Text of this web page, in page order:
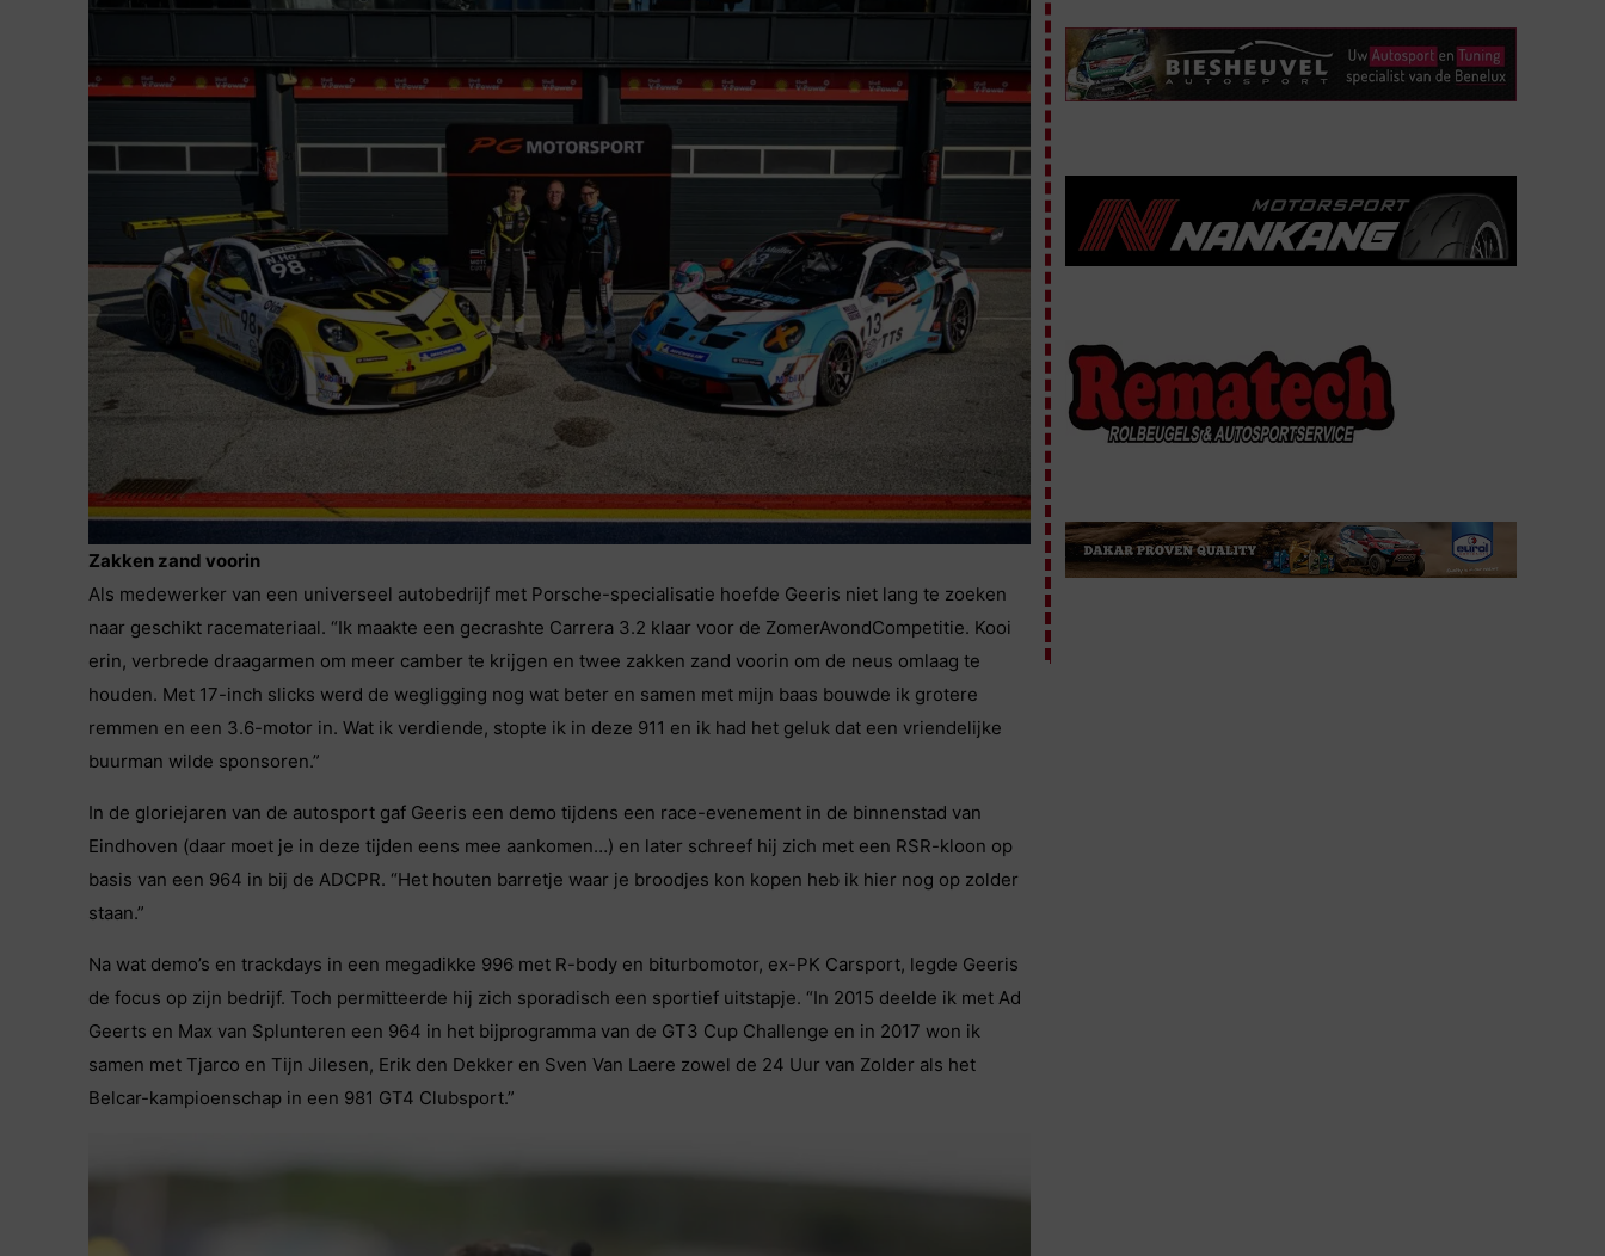
Zakken zand voorin
Als medewerker van een universeel autobedrijf met Porsche-specialisatie hoefde Geeris niet lang te zoeken
naar geschikt racemateriaal. “Ik maakte een gecrashte Carrera 3.2 klaar voor de ZomerAvondCompetitie. Kooi
erin, verbrede draagarmen om meer camber te krijgen en twee zakken zand voorin om de neus omlaag te
houden. Met 17-inch slicks werd de wegligging nog wat beter en samen met mijn baas bouwde ik grotere
remmen en een 3.6-motor in. Wat ik verdiende, stopte ik in deze 911 en ik had het geluk dat een vriendelijke
buurman wilde sponsoren.”
In de gloriejaren van de autosport gaf Geeris een demo tijdens een race-evenement in de binnenstad van
Eindhoven (daar moet je in deze tijden eens mee aankomen…) en later schreef hij zich met een RSR-kloon op
basis van een 964 in bij de ADCPR. “Het houten barretje waar je broodjes kon kopen heb ik hier nog op zolder
staan.”
Na wat demo’s en trackdays in een megadikke 996 met R-body en biturbomotor, ex-PK Carsport, legde Geeris
de focus op zijn bedrijf. Toch permitteerde hij zich sporadisch een sportief uitstapje. “In 2015 deelde ik met Ad
Geerts en Max van Splunteren een 964 in het bijprogramma van de GT3 Cup Challenge en in 2017 won ik
samen met Tjarco en Tijn Jilesen, Erik den Dekker en Sven Van Laere zowel de 24 Uur van Zolder als het
Belcar-kampioenschap in een 981 GT4 Clubsport.”